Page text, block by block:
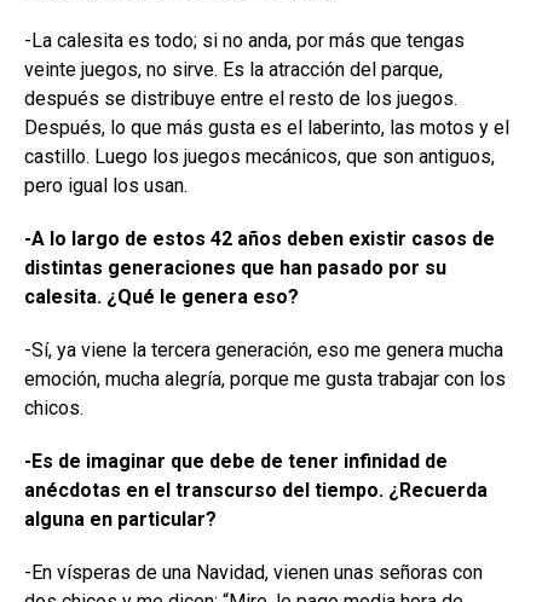
-La calesita es todo; si no anda, por más que tengas
veinte juegos, no sirve. Es la atracción del parque,
después se distribuye entre el resto de los juegos.
Después, lo que más gusta es el laberinto, las motos y el
castillo. Luego los juegos mecánicos, que son antiguos,
pero igual los usan.
-A lo largo de estos 42 años deben existir casos de
distintas generaciones que han pasado por su
calesita. ¿Qué le genera eso?
-Sí, ya viene la tercera generación, eso me genera mucha
emoción, mucha alegría, porque me gusta trabajar con los
chicos.
-Es de imaginar que debe de tener infinidad de
anécdotas en el transcurso del tiempo. ¿Recuerda
alguna en particular?
-En vísperas de una Navidad, vienen unas señoras con